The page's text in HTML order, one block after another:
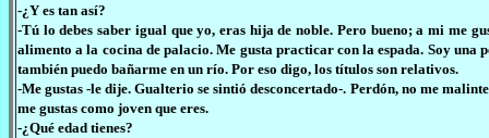
-¿Y es tan así?
-Tú lo debes saber igual que yo, eras hija de noble. Pero bueno; a mi me
alimento a la cocina de palacio. Me gusta practicar con la espada. Soy una
también puedo bañarme en un río. Por eso digo, los títulos son relativos.
-Me gustas -le dije. Gualterio se sintió desconcertado-. Perdón, no me
me gustas como joven que eres.
-¿Qué edad tienes?